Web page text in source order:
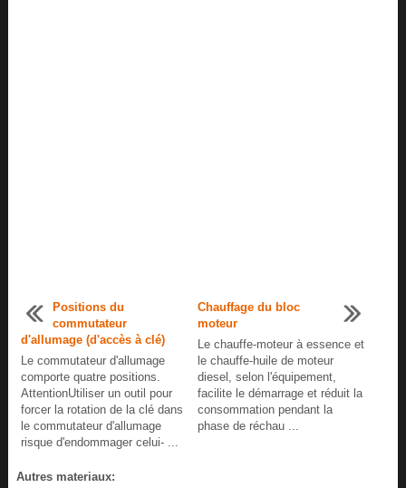
Positions du
commutateur
d'allumage (d'accès à clé)
Le commutateur d'allumage
comporte quatre positions.
AttentionUtiliser un outil pour
forcer la rotation de la clé dans
le commutateur d'allumage
risque d'endommager celui- ...
Chauffage du bloc
moteur
Le chauffe-moteur à essence et
le chauffe-huile de moteur
diesel, selon l'équipement,
facilite le démarrage et réduit la
consommation pendant la
phase de réchau ...
Autres materiaux: